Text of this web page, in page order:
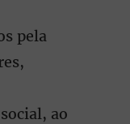
pela
ao